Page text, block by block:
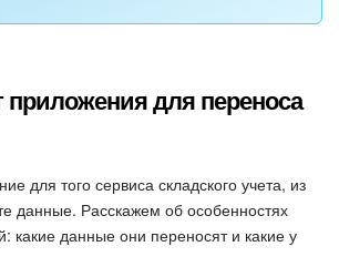
приложения для переноса
для того сервиса складского учета, из
данные. Расскажем об особенностях
какие данные они переносят и какие у